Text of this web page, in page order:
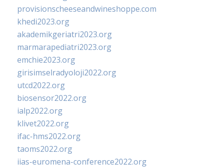
provisionscheeseandwineshoppe.com
khedi2023.org
akademikgeriatri2023.org
marmarapediatri2023.org
emchie2023.org
girisimselradyoloji2022.org
utcd2022.org
biosensor2022.org
ialp2022.org
klivet2022.org
ifac-hms2022.org
taoms2022.org
iias-euromena-conference2022.org